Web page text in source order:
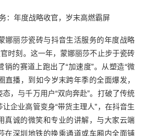
：年度战略收官，岁末高燃霸屏
娜丽莎瓷砖与抖音生活服务的年度战略
时刻。这一年，蒙娜丽莎不止步于瓷砖
的赛道上跑出了“加速度”。从塑造“微
直播，到如今岁末跨年季的全面爆发，
，与千万用户“双向奔赴”。打破了传统
企业高管变身“带货主理人”，在抖音生
真诚的微笑和专业的讲解，与大家云端
在深圳地铁的换乘通道或车厢内全面铺